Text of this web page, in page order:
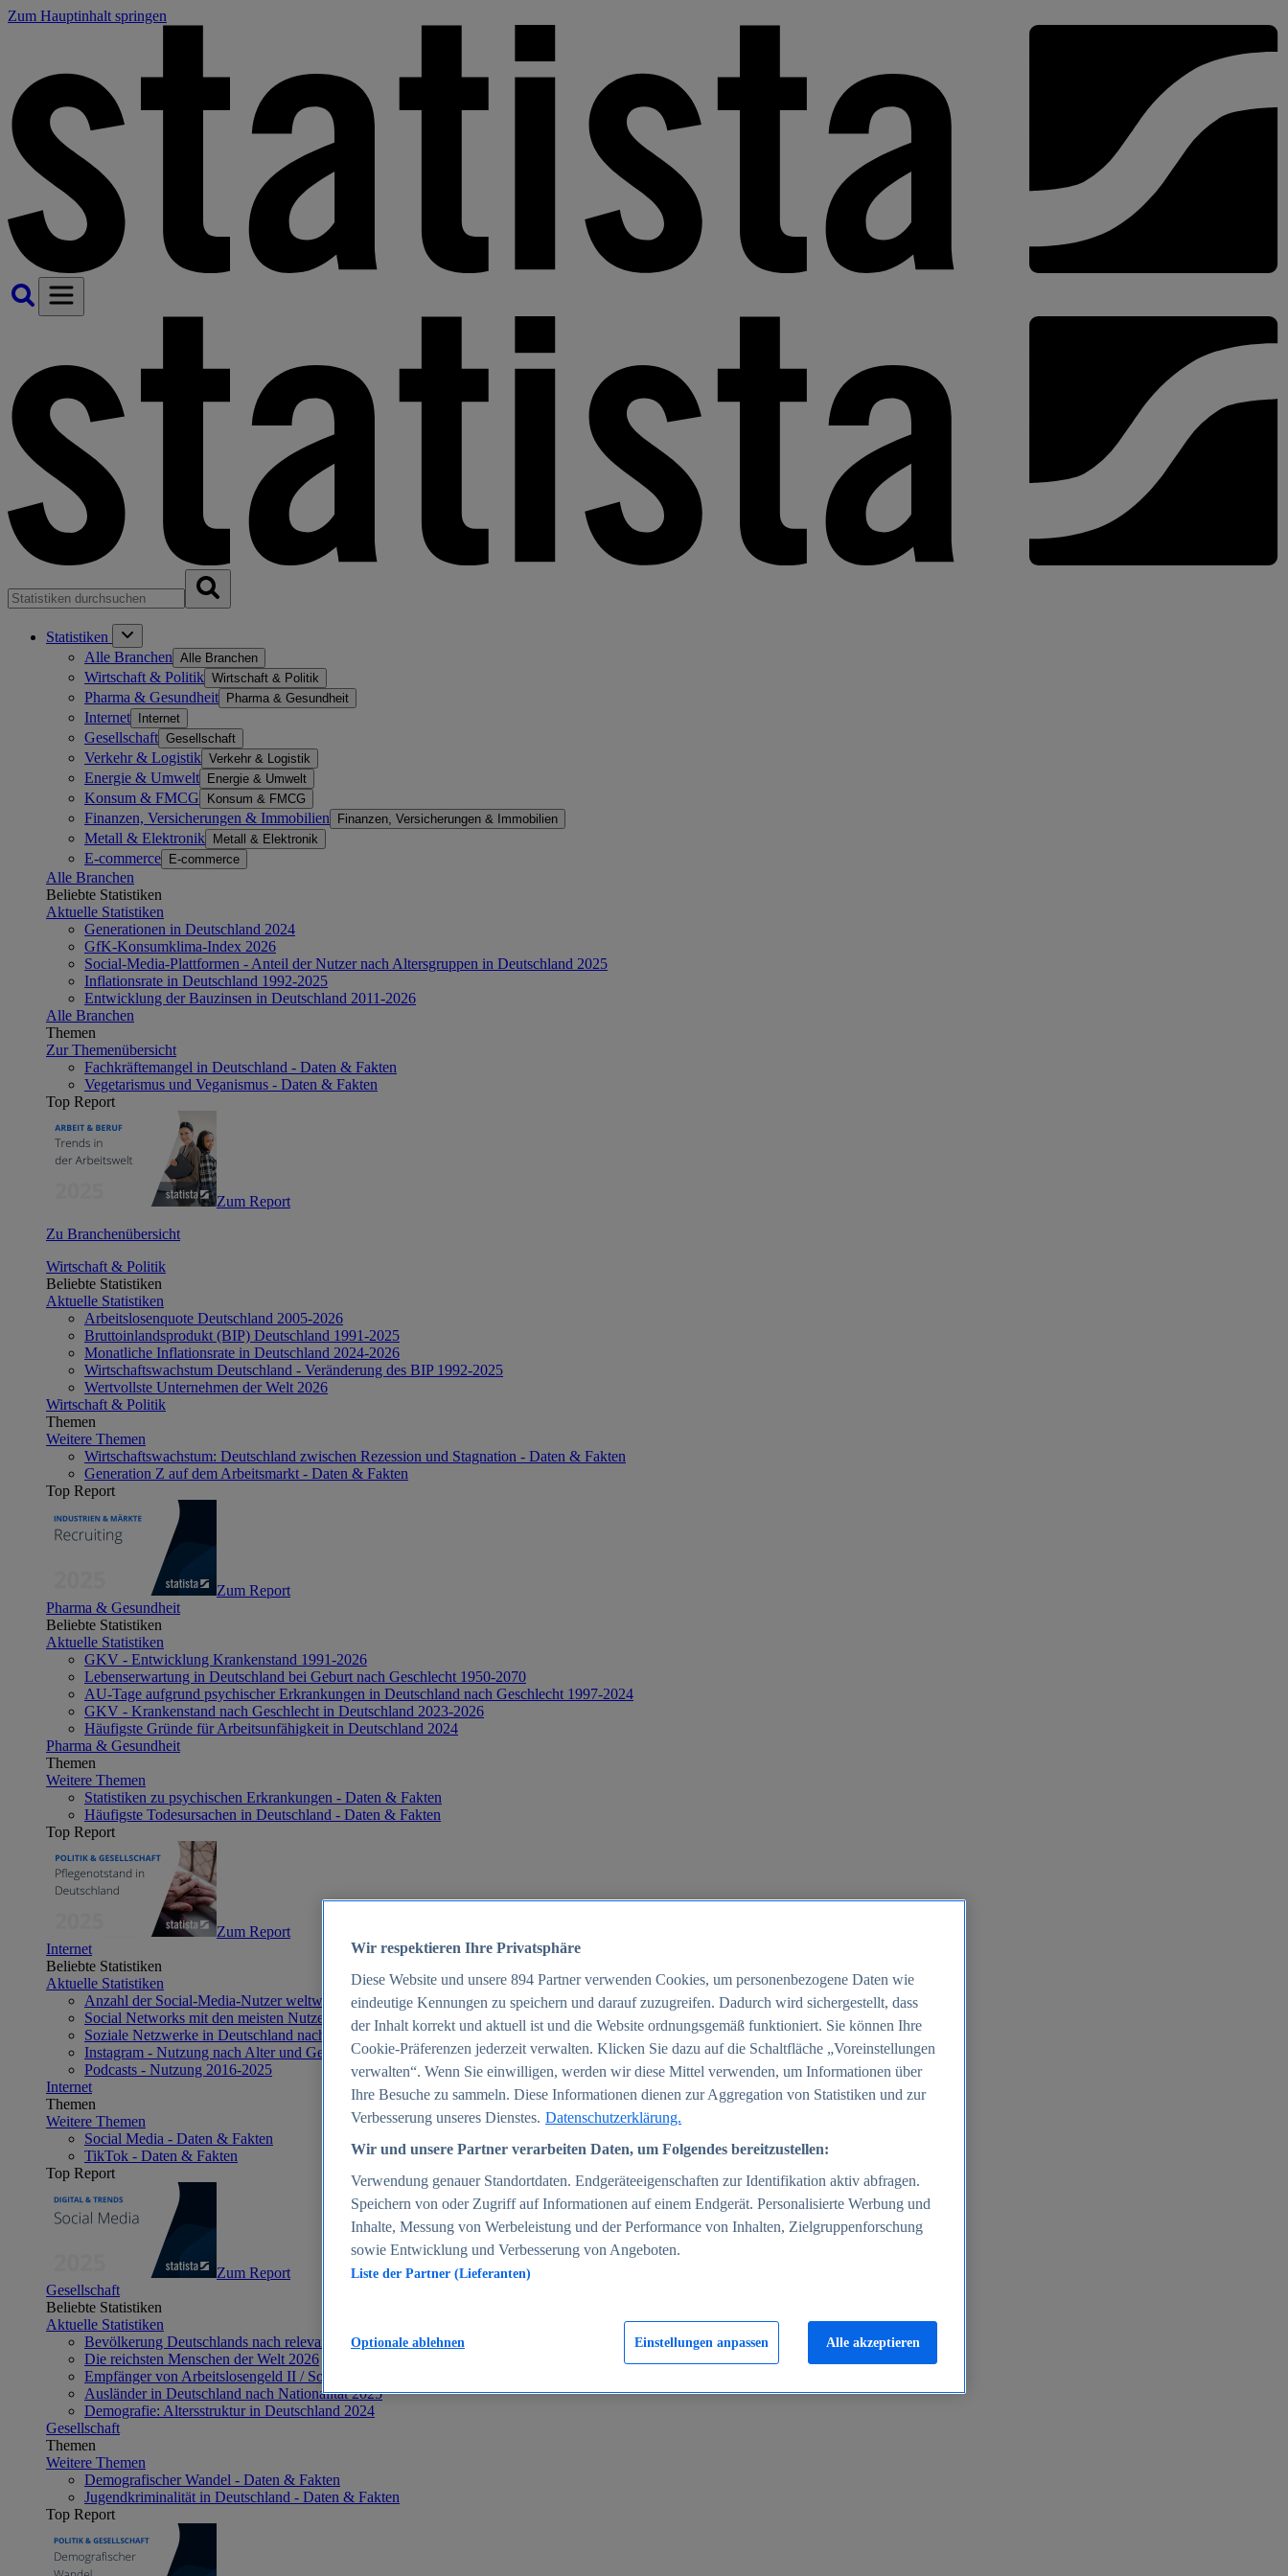
Zum Hauptinhalt springen
Statistiken
Alle Branchen Alle Branchen
Wirtschaft & Politik Wirtschaft & Politik
Pharma & Gesundheit Pharma & Gesundheit
Internet Internet
Gesellschaft Gesellschaft
Verkehr & Logistik Verkehr & Logistik
Energie & Umwelt Energie & Umwelt
Konsum & FMCG Konsum & FMCG
Finanzen, Versicherungen & Immobilien Finanzen, Versicherungen & Immobilien
Metall & Elektronik Metall & Elektronik
E-commerce E-commerce
Alle Branchen
Beliebte Statistiken
Aktuelle Statistiken
Generationen in Deutschland 2024
GfK-Konsumklima-Index 2026
Social-Media-Plattformen - Anteil der Nutzer nach Altersgruppen in Deutschland 2025
Inflationsrate in Deutschland 1992-2025
Entwicklung der Bauzinsen in Deutschland 2011-2026
Alle Branchen
Themen
Zur Themenübersicht
Fachkräftemangel in Deutschland - Daten & Fakten
Vegetarismus und Veganismus - Daten & Fakten
Top Report
Zum Report
Zu Branchenübersicht
Wirtschaft & Politik
Beliebte Statistiken
Aktuelle Statistiken
Arbeitslosenquote Deutschland 2005-2026
Bruttoinlandsprodukt (BIP) Deutschland 1991-2025
Monatliche Inflationsrate in Deutschland 2024-2026
Wirtschaftswachstum Deutschland - Veränderung des BIP 1992-2025
Wertvollste Unternehmen der Welt 2026
Wirtschaft & Politik
Themen
Weitere Themen
Wirtschaftswachstum: Deutschland zwischen Rezession und Stagnation - Daten & Fakten
Generation Z auf dem Arbeitsmarkt - Daten & Fakten
Top Report
Zum Report
Pharma & Gesundheit
Beliebte Statistiken
Aktuelle Statistiken
GKV - Entwicklung Krankenstand 1991-2026
Lebenserwartung in Deutschland bei Geburt nach Geschlecht 1950-2070
AU-Tage aufgrund psychischer Erkrankungen in Deutschland nach Geschlecht 1997-2024
GKV - Krankenstand nach Geschlecht in Deutschland 2023-2026
Häufigste Gründe für Arbeitsunfähigkeit in Deutschland 2024
Pharma & Gesundheit
Themen
Weitere Themen
Statistiken zu psychischen Erkrankungen - Daten & Fakten
Häufigste Todesursachen in Deutschland - Daten & Fakten
Top Report
Zum Report
Internet
Beliebte Statistiken
Aktuelle Statistiken
Anzahl der Social-Media-Nutzer weltweit 2012-2025
Social Networks mit den meisten Nutzern weltweit 2025
Soziale Netzwerke in Deutschland nach Generationen 2025
Instagram - Nutzung nach Alter und Geschlecht in Deutschland 2025
Podcasts - Nutzung 2016-2025
Internet
Themen
Weitere Themen
Social Media - Daten & Fakten
TikTok - Daten & Fakten
Top Report
Zum Report
Gesellschaft
Beliebte Statistiken
Aktuelle Statistiken
Bevölkerung Deutschlands nach relevanten Altersgruppen 2024
Die reichsten Menschen der Welt 2026
Empfänger von Arbeitslosengeld II / Sozialgeld / Bürgergeld in Deutschland 2005-2025
Ausländer in Deutschland nach Nationalität 2025
Demografie: Altersstruktur in Deutschland 2024
Gesellschaft
Themen
Weitere Themen
Demografischer Wandel - Daten & Fakten
Jugendkriminalität in Deutschland - Daten & Fakten
Top Report
Wir respektieren Ihre Privatsphäre
Diese Website und unsere 894 Partner verwenden Cookies, um personenbezogene Daten wie
eindeutige Kennungen zu speichern und darauf zuzugreifen. Dadurch wird sichergestellt, dass
der Inhalt korrekt und aktuell ist und die Website ordnungsgemäß funktioniert. Sie können Ihre
Cookie-Präferenzen jederzeit verwalten. Klicken Sie dazu auf die Schaltfläche „Voreinstellungen
verwalten“. Wenn Sie einwilligen, werden wir diese Mittel verwenden, um Informationen über
Ihre Besuche zu sammeln. Diese Informationen dienen zur Aggregation von Statistiken und zur
Verbesserung unseres Dienstes. Datenschutzerklärung.
Wir und unsere Partner verarbeiten Daten, um Folgendes bereitzustellen:
Verwendung genauer Standortdaten. Endgeräteeigenschaften zur Identifikation aktiv abfragen.
Speichern von oder Zugriff auf Informationen auf einem Endgerät. Personalisierte Werbung und
Inhalte, Messung von Werbeleistung und der Performance von Inhalten, Zielgruppenforschung
sowie Entwicklung und Verbesserung von Angeboten.
Liste der Partner (Lieferanten)
Einstellungen anpassen
Optionale ablehnen Alle akzeptieren